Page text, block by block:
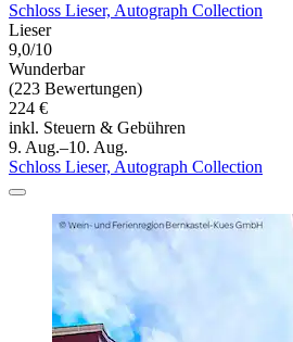
Schloss Lieser, Autograph Collection
Lieser
9,0/10
Wunderbar
(223 Bewertungen)
224 €
inkl. Steuern & Gebühren
9. Aug.–10. Aug.
Schloss Lieser, Autograph Collection